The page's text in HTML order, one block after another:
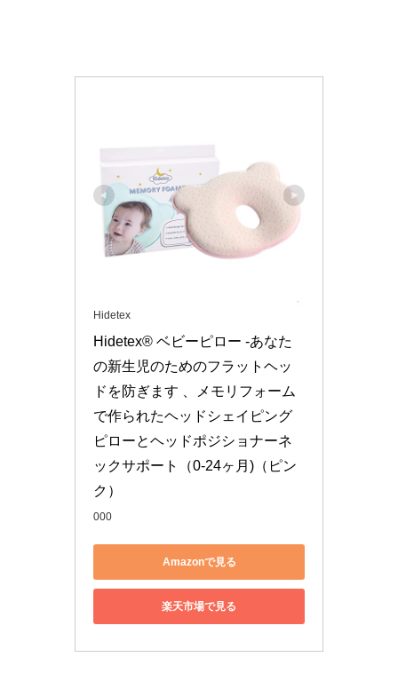
Hidetex
Hidetex® ベビーピロー -あなた
の新生児のためのフラットヘッ
ドを防ぎます 、メモリフォーム
で作られたヘッドシェイピング
ピローとヘッドポジショナーネ
ックサポート（0-24ヶ月)（ピン
ク）
000
Amazonで見る
楽天市場で見る